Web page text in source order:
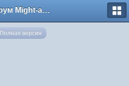
Форум Might-and-Magic.ru
Полная версия